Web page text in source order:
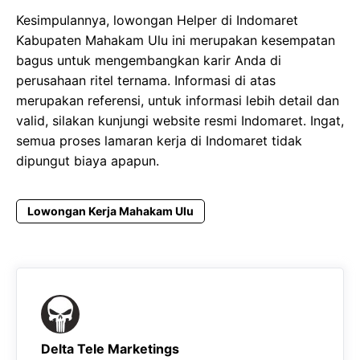
Kesimpulannya, lowongan Helper di Indomaret
Kabupaten Mahakam Ulu ini merupakan kesempatan
bagus untuk mengembangkan karir Anda di
perusahaan ritel ternama. Informasi di atas
merupakan referensi, untuk informasi lebih detail dan
valid, silakan kunjungi website resmi Indomaret. Ingat,
semua proses lamaran kerja di Indomaret tidak
dipungut biaya apapun.
Lowongan Kerja Mahakam Ulu
Delta Tele Marketings